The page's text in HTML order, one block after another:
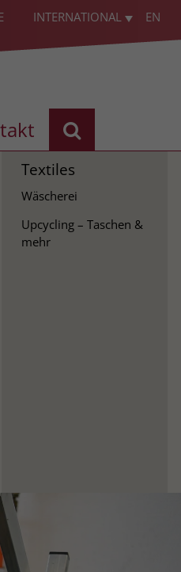
INTERNATIONAL EN
Textiles
Wäscherei
Upcycling – Taschen &
mehr